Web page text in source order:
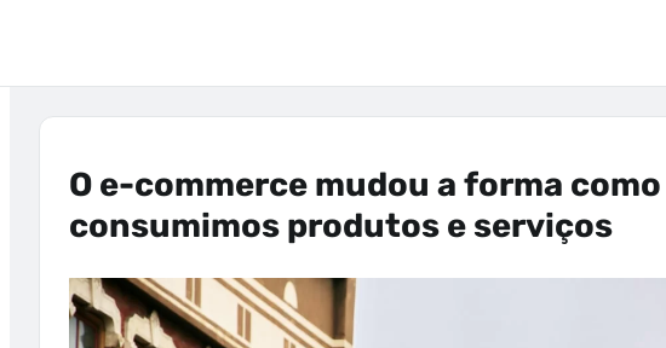
O e-commerce mudou a forma como
consumimos produtos e serviços